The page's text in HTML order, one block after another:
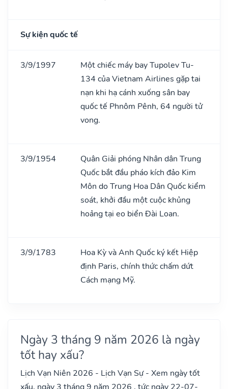
Sự kiện quốc tế
3/9/1997
Một chiếc máy bay Tupolev Tu-
134 của Vietnam Airlines gặp tai
nạn khi hạ cánh xuống sân bay
quốc tế Phnôm Pênh, 64 người tử
vong.
3/9/1954
Quân Giải phóng Nhân dân Trung
Quốc bắt đầu pháo kích đảo Kim
Môn do Trung Hoa Dân Quốc kiểm
soát, khởi đầu một cuộc khủng
hoảng tại eo biển Đài Loan.
3/9/1783
Hoa Kỳ và Anh Quốc ký kết Hiệp
định Paris, chính thức chấm dứt
Cách mạng Mỹ.
Ngày 3 tháng 9 năm 2026 là ngày
tốt hay xấu?
Lịch Vạn Niên 2026 - Lịch Vạn Sự - Xem ngày tốt